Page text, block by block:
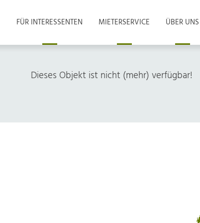
FÜR INTERESSENTEN MIETERSERVICE ÜBER UNS
Dieses Objekt ist nicht (mehr) verfügbar!